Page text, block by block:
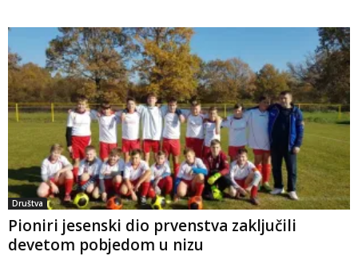
Društva
Pioniri jesenski dio prvenstva zaključili
devetom pobjedom u nizu